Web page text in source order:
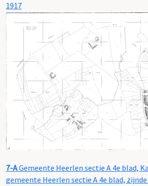
1917
7-AGemeente Heerlen sectie A 4e blad,
gemeente Heerlen sectie A 4e blad,